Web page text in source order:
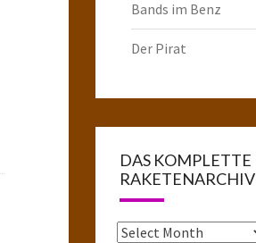
Bands im Benz
Der Pirat
DAS KOMPLETTE
RAKETENARCHIV
Das